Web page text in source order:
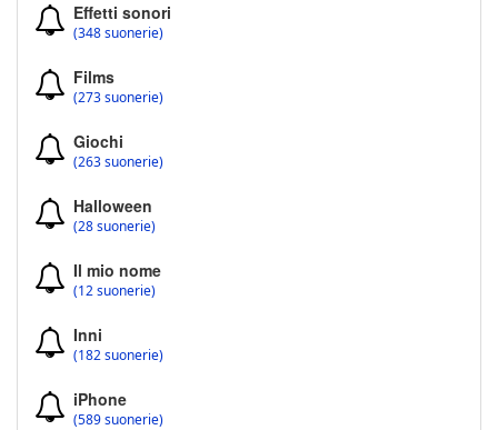
Effetti sonori
(348 suonerie)
Films
(273 suonerie)
Giochi
(263 suonerie)
Halloween
(28 suonerie)
Il mio nome
(12 suonerie)
Inni
(182 suonerie)
iPhone
(589 suonerie)